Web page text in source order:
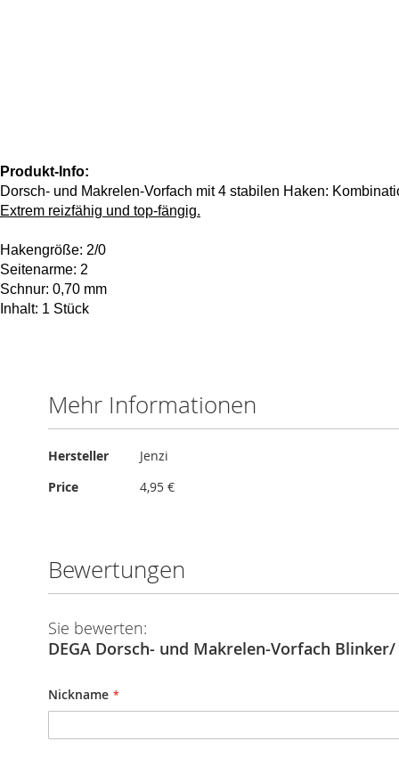
Produkt-Info:
Dorsch- und Makrelen-Vorfach mit 4 stabilen Haken:
Extrem reizfähig und top-fängig.
Hakengröße: 2/0
Seitenarme: 2
Schnur: 0,70 mm
Inhalt: 1 Stück
Mehr Informationen
Mehr
Hersteller
Jenzi
Price
4,95 €
Bewertungen
Sie bewerten:
DEGA Dorsch- und
Nickname